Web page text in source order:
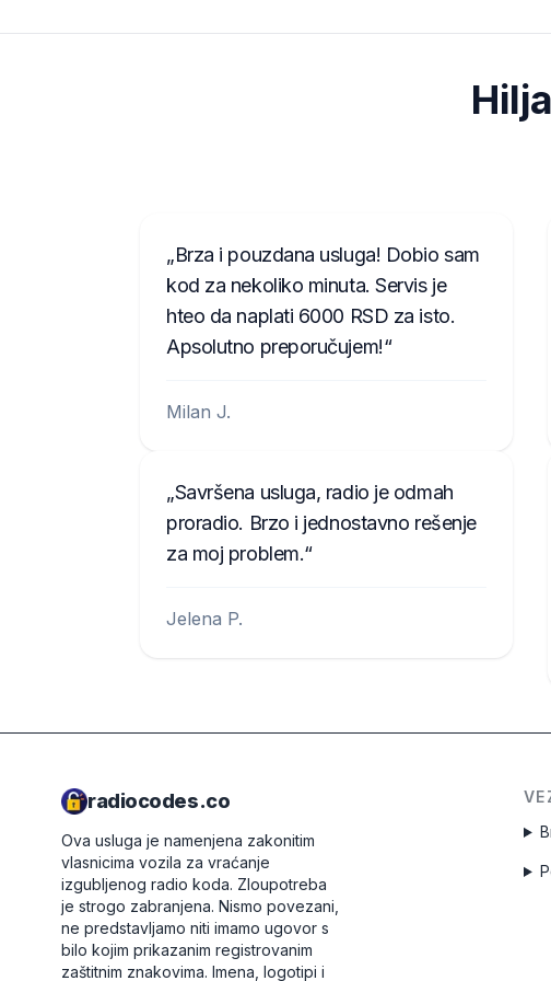
Brza i pouzdana usluga! Dobio sam
kod za nekoliko minuta. Servis je
hteo da naplati 6000 RSD za isto.
Apsolutno preporučujem!
Milan J.
Savršena usluga, radio je odmah
proradio. Brzo i jednostavno rešenje
za moj problem.
Jelena P.
radiocodes.co
Ova usluga je namenjena zakonitim
vlasnicima vozila za vraćanje
izgubljenog radio koda. Zloupotreba
je strogo zabranjena. Nismo povezani,
ne predstavljamo niti imamo ugovor s
bilo kojim prikazanim registrovanim
zaštitnim znakovima. Imena, logotipi i